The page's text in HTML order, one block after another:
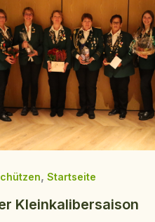
, Startseite
Kleinkalibersaison